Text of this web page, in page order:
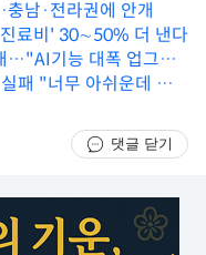
남·전라권에 안개
료비' 30∼50% 더 낸다
…"AI기능 대폭 업그레
패 "너무 아쉬운데 죄
댓글 닫기